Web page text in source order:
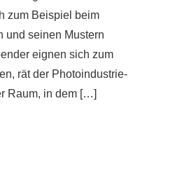
zum Beispiel beim
und seinen Mustern
eignen sich zum
rät der Photoindustrie-
Raum, in dem […]